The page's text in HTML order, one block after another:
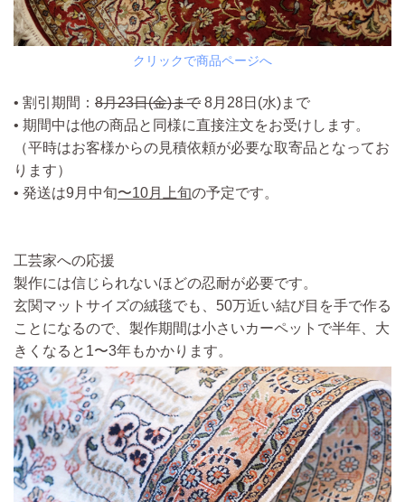
クリックで商品ページへ
• 割引期間： 8月23日(金)まで 8月28日(水)まで
• 期間中は他の商品と同様に直接注文をお受けします。
（平時はお客様からの見積依頼が必要な取寄品となってお
ります）
• 発送は9月中旬〜10月上旬の予定です。
工芸家への応援
製作には信じられないほどの忍耐が必要です。
玄関マットサイズの絨毯でも、50万近い結び目を手で作る
ことになるので、製作期間は小さいカーペットで半年、大
きくなると1〜3年もかかります。